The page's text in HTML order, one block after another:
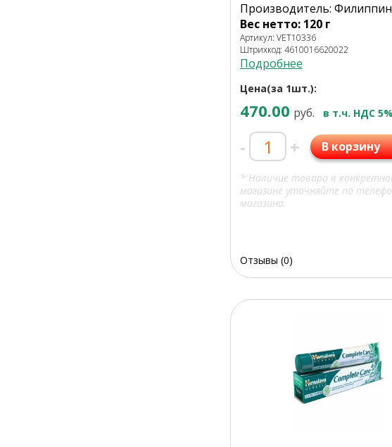
Производитель:
Вес нетто: 120 г
Артикул: VET10336
Штрихкод: 4610016620022
Подробнее
Цена(за 1шт.):
470.00 руб. в т.ч. НДС 5%
- + В корзину
* Наличие товара в
магазине уточняйте по
магазина.
Отзывы (0)